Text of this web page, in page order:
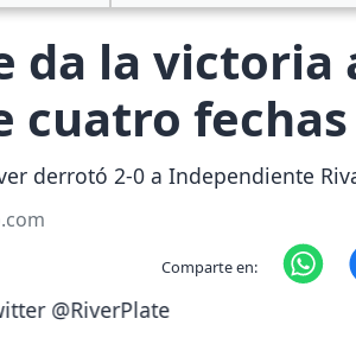
da la victoria
cuatro fechas
derrotó 2-0 a Independiente
Comparte en: